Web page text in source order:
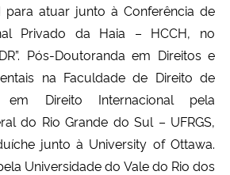
para atuar junto à Conferência de
Privado da Haia – HCCH, no
Pós-Doutoranda em Direitos e
na Faculdade de Direito de
em Direito Internacional pela
do Rio Grande do Sul – UFRGS,
junto à University of Ottawa.
Universidade do Vale do Rio dos